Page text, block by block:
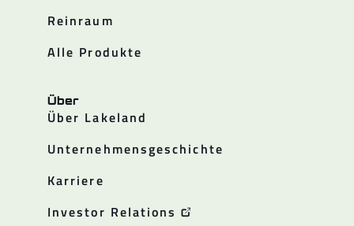
Reinraum
Alle Produkte
Über
Über Lakeland
Unternehmensgeschichte
Karriere
Investor Relations